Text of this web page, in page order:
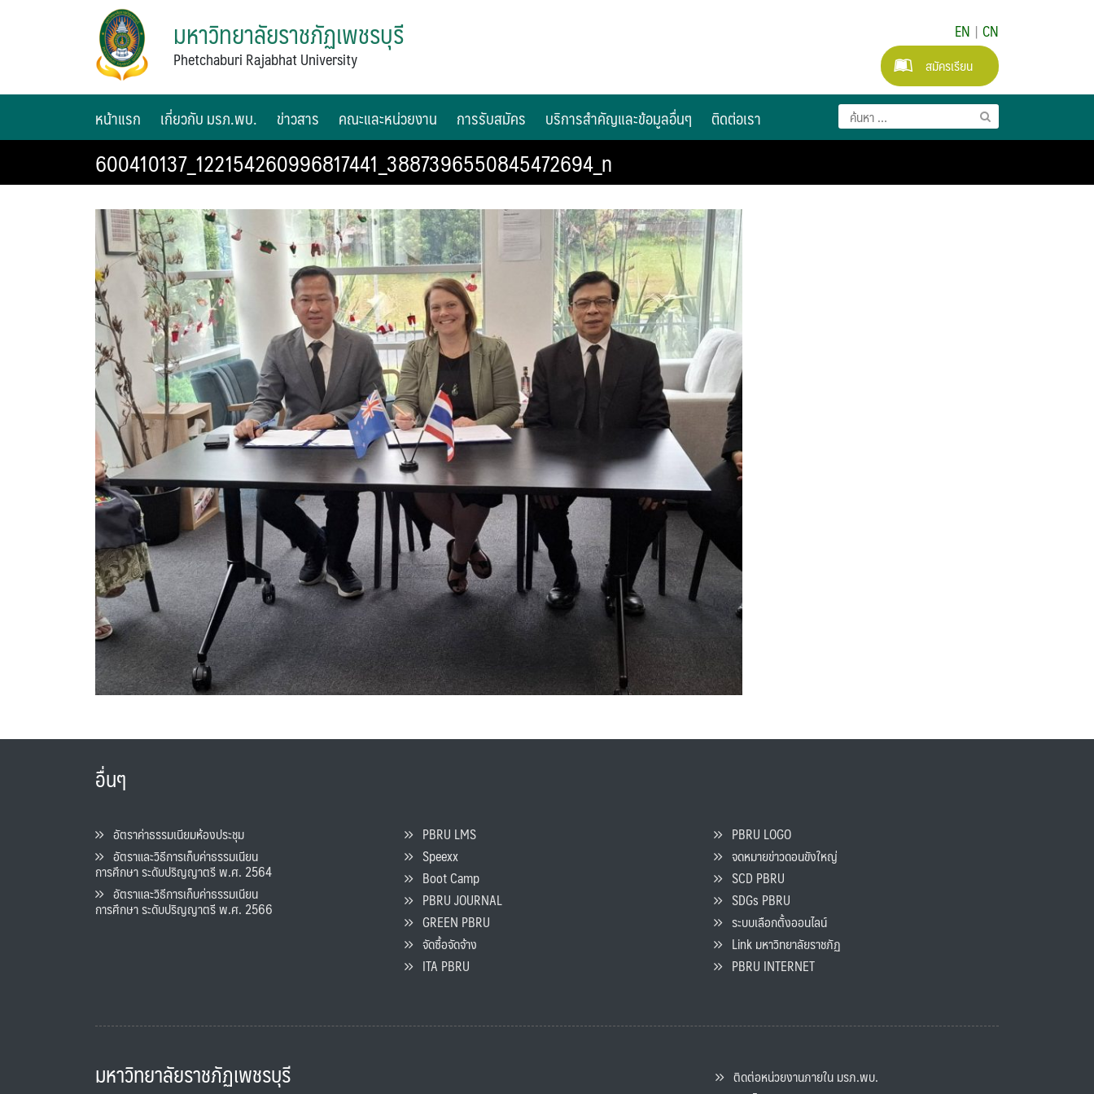
มหาวิทยาลัยราชภัฏเพชรบุรี
Phetchaburi Rajabhat University
EN | CN
สมัครเรียน
หน้าแรก เกี่ยวกับ มรภ.พบ. ข่าวสาร คณะและหน่วยงาน การรับสมัคร บริการสำคัญและข้อมูลอื่นๆ ติดต่อเรา
600410137_122154260996817441_3887396550845472694_n
อื่นๆ
อัตราค่าธรรมเนียมห้องประชุม
อัตราและวิธีการเก็บค่าธรรมเนียน
การศึกษา ระดับปริญญาตรี พ.ศ. 2564
อัตราและวิธีการเก็บค่าธรรมเนียน
การศึกษา ระดับปริญญาตรี พ.ศ. 2566
PBRU LMS
Speexx
Boot Camp
PBRU JOURNAL
GREEN PBRU
จัดซื้อจัดจ้าง
ITA PBRU
PBRU LOGO
จดหมายข่าวดอนขังใหญ่
SCD PBRU
SDGs PBRU
ระบบเลือกตั้งออนไลน์
Link มหาวิทยาลัยราชภัฏ
PBRU INTERNET
มหาวิทยาลัยราชภัฏเพชรบุรี
ติดต่อหน่วยงานภายใน มรภ.พบ.